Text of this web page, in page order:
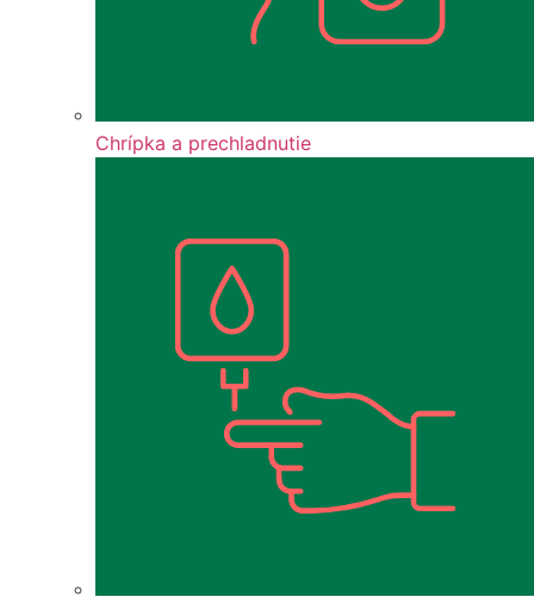
Chrípka a prechladnutie